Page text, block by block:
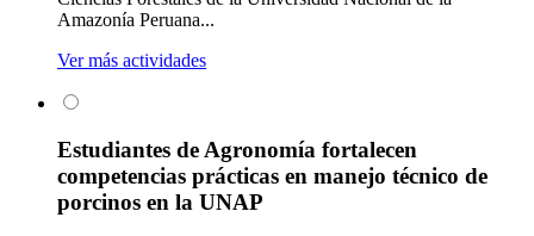
Amazonía Peruana...
Ver más actividades
Estudiantes de Agronomía fortalecen
competencias prácticas en manejo técnico de
porcinos en la UNAP